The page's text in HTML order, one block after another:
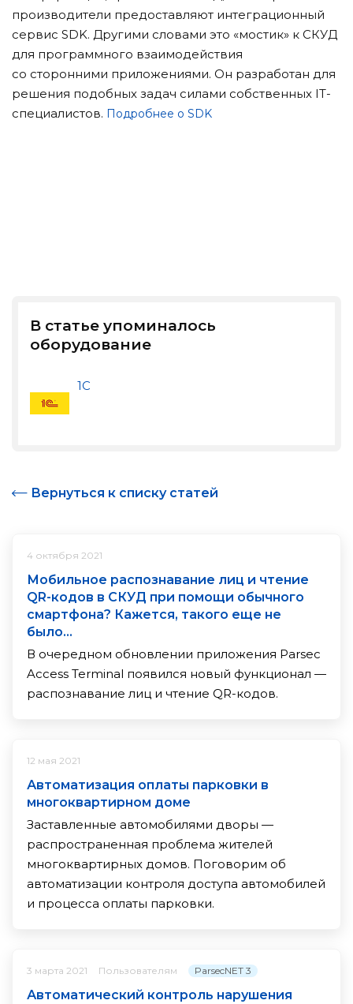
производители предоставляют интеграционный
сервис SDK. Другими словами это «мостик» к СКУД
для программного взаимодействия
со сторонними приложениями. Он разработан для
решения подобных задач силами собственных IT-
специалистов. Подробнее о SDK
В статье упоминалось
оборудование
1С
Вернуться к списку статей
4 октября 2021
Мобильное распознавание лиц и чтение
QR-кодов в СКУД при помощи обычного
смартфона? Кажется, такого еще не
было…
В очередном обновлении приложения Parsec
Access Terminal появился новый функционал —
распознавание лиц и чтение QR-кодов.
12 мая 2021
Автоматизация оплаты парковки в
многоквартирном доме
Заставленные автомобилями дворы —
распространенная проблема жителей
многоквартирных домов. Поговорим об
автоматизации контроля доступа автомобилей
и процесса оплаты парковки.
3 марта 2021 Пользователям ParsecNET 3
Автоматический контроль нарушения